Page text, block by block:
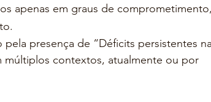
apenas em graus de comprometimento,
presença de “Déficits persistentes na
múltiplos contextos, atualmente ou por